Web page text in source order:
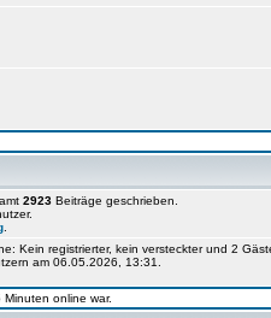
2923 Beiträge geschrieben.
Kein registrierter, kein versteckter und 2
am 06.05.2026, 13:31.
online war.